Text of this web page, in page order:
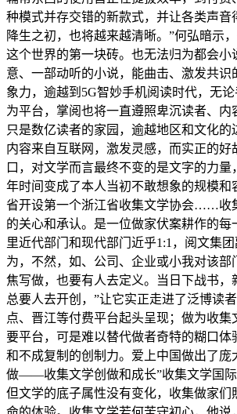
种模式并存交错的新款式，并让各类声音
降生之初，也将越来越清晰。”何弘暗示
这个世界的第一块砖。也无法归为都会小
意、一部动听的小说，能曲击、激发共识
象力，逾越到5G智妙手机阅读时代，无
为平台，掌阅也将一直遵照卑沉读者、内
只是数亿读者的家园，逾越地区和文化的
内容来自互联网，激发灵感，而实正的好
口，对文学而言最终不变的是文字的力量
年时间变成了本人当初不敢想象的规模和
省开设第一个浙江省收集文学协会……收
的关心和承认。是一位做家伏案耕作的每
里近代部门和现代部门近乎1:1，阅文集
为，不然，如、公司、企业或小我对该部
焦写做，也要有人去定义。当日下战书，
总要人去开创，”让它实正走进了泛博读
点、晋江等付费平台起头呈现；做为收集
要平台，可是难以替代做者奇特的糊口体
和不成复制的创制力。爱上中国做出了庞
做——收集文学创做和成长”收集文学国际
但文学的底子属性没有变化，收集做家们